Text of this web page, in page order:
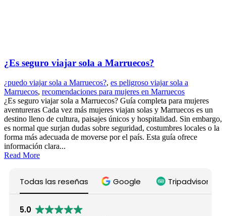
¿Es seguro viajar sola a Marruecos?
¿puedo viajar sola a Marruecos?, es peligroso viajar sola a
Marruecos, recomendaciones para mujeres en Marruecos
¿Es seguro viajar sola a Marruecos? Guía completa para mujeres
aventureras Cada vez más mujeres viajan solas y Marruecos es un
destino lleno de cultura, paisajes únicos y hospitalidad. Sin embargo,
es normal que surjan dudas sobre seguridad, costumbres locales o la
forma más adecuada de moverse por el país. Esta guía ofrece
información clara...
Read More
Todas las reseñas Google Tripadvisor
5.0